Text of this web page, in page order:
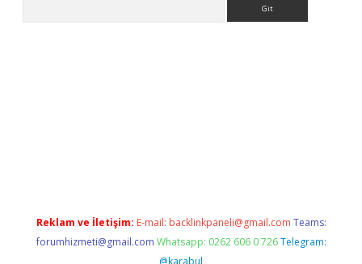
Reklam ve İletişim: E-mail: backlinkpaneli@gmail.com Teams:
forumhizmeti@gmail.com Whatsapp: 0262 606 0 726 Telegram:
@karabul